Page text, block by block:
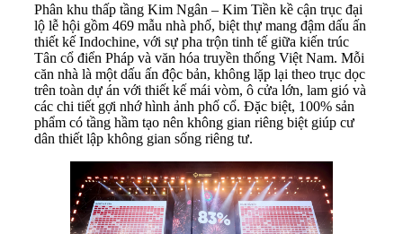
Phân khu thấp tầng Kim Ngân – Kim Tiền kề cận trục đại
lộ lễ hội gồm 469 mẫu nhà phố, biệt thự mang đậm dấu ấn
thiết kế Indochine, với sự pha trộn tinh tế giữa kiến trúc
Tân cổ điển Pháp và văn hóa truyền thống Việt Nam. Mỗi
căn nhà là một dấu ấn độc bản, không lặp lại theo trục dọc
trên toàn dự án với thiết kế mái vòm, ô cửa lớn, lam gió và
các chi tiết gợi nhớ hình ảnh phố cổ. Đặc biệt, 100% sản
phẩm có tầng hầm tạo nên không gian riêng biệt giúp cư
dân thiết lập không gian sống riêng tư.